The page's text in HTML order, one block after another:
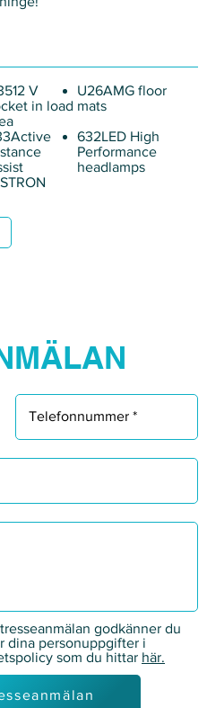
V
in load
U26AMG floor
mats
632LED High
Performance
headlamps
godkänner du
dina personuppgifter i
som du hittar här.